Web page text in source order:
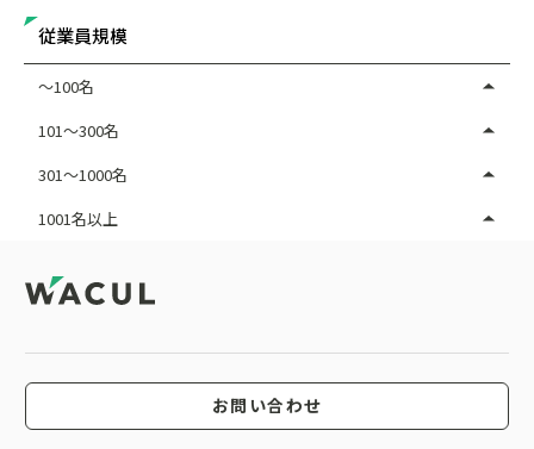
従業員規模
～100名
101～300名
301～1000名
1001名以上
お問い合わせ